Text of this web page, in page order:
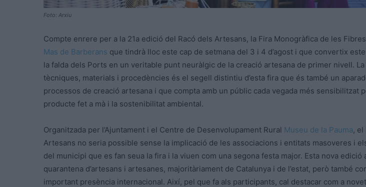
Foto: Arxiu
Compte enrere per a la 21a edició del Racó dels Artesans, la Fira Monogràfica de les
Mas de Barberans que tindrà lloc este cap de setmana del 3 i 4 d’agost i que convertix
la falda dels Ports en un veritable punt neuràlgic de la creació artesana de primer nivell.
tècniques, materials i procedències és el segell distintiu d’esta fira que és també un
processos de creació artesana i que compta amb un públic cada vegada més sensibilitzat
producte fet a mà i la sostenibilitat ambiental.
Organitzada per l’Ajuntament i el Centre de Desenvolupament Rural Museu de la Pauma, el
Artesans no seria possible sense la implicació de les associacions i entitats masoveres i
del municipi que es fan seua la fira i la viuen com una segona festa major. Esta nova edició
quarantena d’artesans i artesanes, majoritàriament de Catalunya i de l’estat, però també
important presència internacional. Així, pel que fa als participants, cal destacar com a